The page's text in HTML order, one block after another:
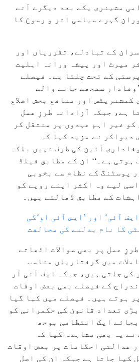
مشینری یکے بعد دیگرے آنے
گہرے سیاسی اثر و رسوخ کا
کے تبادلے، تقرریاں اور
میرٹ اور پیشہ ورانہ اہلیت
کے تحت چلتا ہے۔ فیصلے
سمجھے جانے والے
کمشنریٹس اور منافع بخش اضلاع
ہے، جبکہ آزادانہ طرزِ عمل
غیر اہم عہدوں پر منتقل کر
دیواکر نے مزید کہا کہ
آئین کی طرف نہیں بلکہ
ہے۔‘‘ ان کے مطابق فیلڈ
پوسٹنگ کے نظام سے بخوبی
لیے وہ اکثر اپنے رویے کو
کے مطابق ڈھالتے ہیں۔
آئی‘ اور ’ایس آئی او‘کی
کا نام بدلنے کی مخالفت
عمل پر بھی سوالات اٹھاتے
میں گرفتاریاں مناسب
کی جاتی ہیں، جبکہ ایف آئی آر
کے فیصلے بھی بعض اوقات
ہوتے ہیں۔ فیصلے میں کہا گیا
بڑی تعداد قانون کی حکمرانی کو
ایک انتظامی بوجھ
نے یہ بھی مشاہدہ کیا کہ
عدالتی احکامات پر بعض اوقات
کیا جاتا ہے جبکہ ان کی اصل